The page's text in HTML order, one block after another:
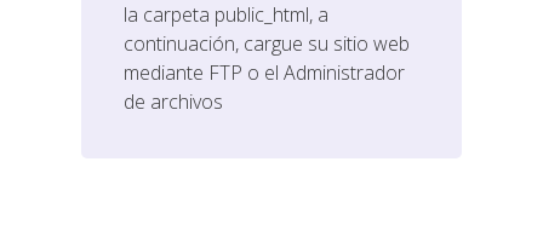
la carpeta public_html, a
continuación, cargue su sitio web
mediante FTP o el Administrador
de archivos